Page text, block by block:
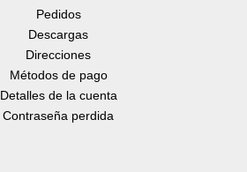
Pedidos
Descargas
Direcciones
Métodos de pago
Detalles de la cuenta
Contraseña perdida